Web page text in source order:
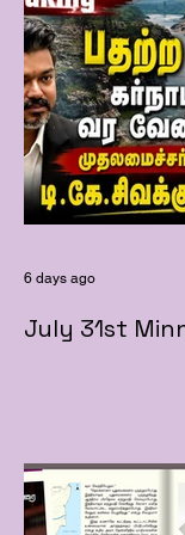
July 31st
6 days ago